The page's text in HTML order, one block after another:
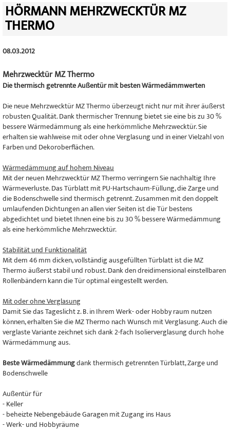
HÖRMANN MEHRZWECKTÜR MZ
THERMO
08.03.2012
Mehrzwecktür MZ Thermo
Die thermisch getrennte Außentür mit besten Wärmedämmwerten
Die neue Mehrzwecktür MZ Thermo überzeugt nicht nur mit ihrer äußerst
robusten Qualität. Dank thermischer Trennung bietet sie eine bis zu 30 %
bessere Wärmedämmung als eine herkömmliche Mehrzwecktür. Sie
erhalten sie wahlweise mit oder ohne Verglasung und in einer Vielzahl von
Farben und Dekoroberflächen.
Wärmedämmung auf hohem Niveau
Mit der neuen Mehrzwecktür MZ Thermo verringern Sie nachhaltig Ihre
Wärmeverluste. Das Türblatt mit PU-Hartschaum-Füllung, die Zarge und
die Bodenschwelle sind thermisch getrennt. Zusammen mit den doppelt
umlaufenden Dichtungen an allen vier Seiten ist die Tür bestens
abgedichtet und bietet Ihnen eine bis zu 30 % bessere Wärmedämmung
als eine herkömmliche Mehrzwecktür.
Stabilität und Funktionalität
Mit dem 46 mm dicken, vollständig ausgefüllten Türblatt ist die MZ
Thermo äußerst stabil und robust. Dank den dreidimensional einstellbaren
Rollenbändern kann die Tür optimal eingestellt werden.
Mit oder ohne Verglasung
Damit Sie das Tageslicht z. B. in Ihrem Werk- oder Hobby raum nutzen
können, erhalten Sie die MZ Thermo nach Wunsch mit Verglasung. Auch die
verglaste Variante zeichnet sich dank 2-fach Isolierverglasung durch hohe
Wärmedämmung aus.
Beste Wärmedämmungdank thermisch getrennten Türblatt, Zarge und
Bodenschwelle
Außentür für
- Keller
- beheizte Nebengebäude Garagen mit Zugang ins Haus
- Werk- und Hobbyräume